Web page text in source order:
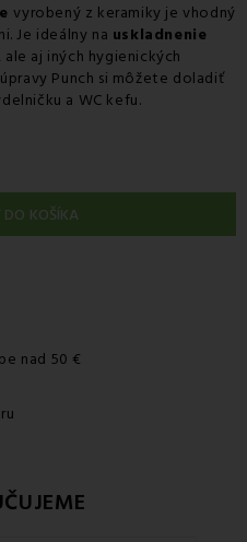
v odbernom mieste
kuriérom na adresu
vyrobený z keramiky je vhodný
Je ideálny na uskladnenie
ale aj iných hygienických
Punch si môžete doladiť
a WC kefu.
DO KOŠÍKA
nad 50 €